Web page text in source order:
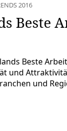
2016
Beste
Beste
und
und